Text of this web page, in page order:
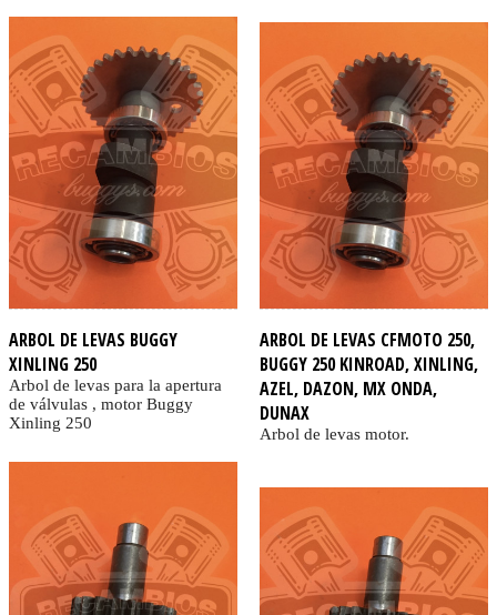
ARBOL DE LEVAS BUGGY
XINLING 250
Arbol de levas para la apertura
de válvulas , motor Buggy
Xinling 250
ARBOL DE LEVAS CFMOTO 250,
BUGGY 250 KINROAD, XINLING,
AZEL, DAZON, MX ONDA,
DUNAX
Arbol de levas motor.